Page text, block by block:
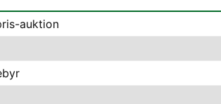
auktion